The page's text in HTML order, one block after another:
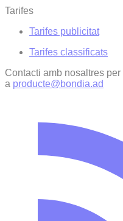
Tarifes
Tarifes publicitat
Tarifes classificats
Contacti amb nosaltres
a producte@bondia.ad